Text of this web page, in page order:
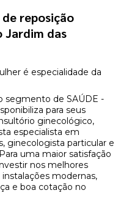
reposição
Jardim das
é especialidade da
segmento de SAÚDE -
para seus
ginecológico,
especialista em
ginecologista particular e
uma maior satisfação
nos melhores
modernas,
e boa cotação no